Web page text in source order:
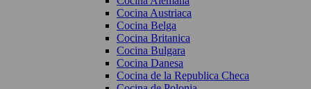
Cocina Austriaca
Cocina Belga
Cocina Britanica
Cocina Bulgara
Cocina Danesa
Cocina de la Republica Checa